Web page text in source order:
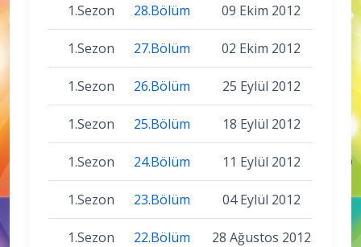
1.Sezon 28.Bölüm 09 Ekim 2012
1.Sezon 27.Bölüm 02 Ekim 2012
1.Sezon 26.Bölüm 25 Eylül 2012
1.Sezon 25.Bölüm 18 Eylül 2012
1.Sezon 24.Bölüm 11 Eylül 2012
1.Sezon 23.Bölüm 04 Eylül 2012
1.Sezon 22.Bölüm 28 Ağustos 2012